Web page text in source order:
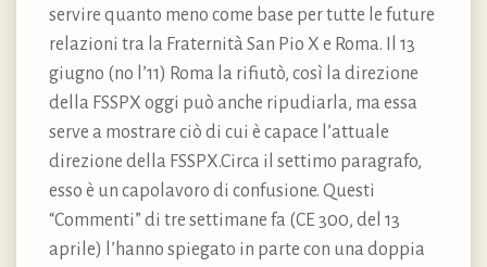
servire quanto meno come base per tutte le future
relazioni tra la Fraternità San Pio X e Roma. Il 13
giugno (no l’11) Roma la rifiutò, così la direzione
della FSSPX oggi può anche ripudiarla, ma essa
serve a mostrare ciò di cui è capace l’attuale
direzione della FSSPX.Circa il settimo paragrafo,
esso è un capolavoro di confusione. Questi
“Commenti” di tre settimane fa (CE 300, del 13
aprile) l’hanno spiegato in parte con una doppia